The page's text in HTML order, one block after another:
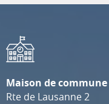
Maison de commune
Rte de Lausanne 2